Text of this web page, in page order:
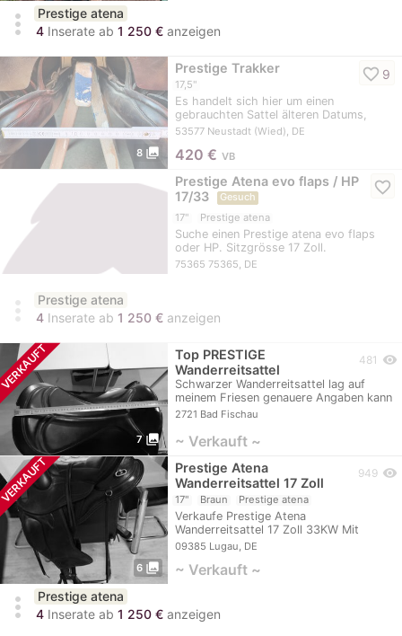
more_vert
Prestige atena
4 Inserate ab 1 250 € anzeigen
8 photo_library
Prestige Trakker
17,5"
Es handelt sich hier um einen
gebrauchten Sattel älteren Datums,
Angand der Fotos ist…
53577 Neustadt (Wied), DE
favorite_border 9
420 € VB
Prestige Atena evo flaps / HP
17/33
Gesuch
17"
Prestige atena
Suche einen Prestige atena evo flaps
oder HP. Sitzgrösse 17 Zoll.
Kammerweite 33, ggf…
75365 75365, DE
favorite_border
Prestige atena
4 Inserate ab 1 250 € anzeigen
7 photo_library
Top PRESTIGE
Wanderreitsattel
Schwarzer Wanderreitsattel lag auf
meinem Friesen genauere Angaben kann
ich leider…
2721 Bad Fischau
481 visibility
~ Verkauft ~
6 photo_library
Prestige Atena
Wanderreitsattel 17 Zoll
17" Braun Prestige atena
Verkaufe Prestige Atena
Wanderreitsattel 17 Zoll 33KW Mit
Fender und Steigbügel…
09385 Lugau, DE
949 visibility
~ Verkauft ~
more_vert
Prestige atena
4 Inserate ab 1 250 € anzeigen